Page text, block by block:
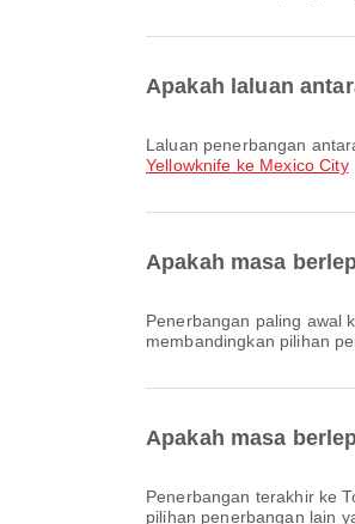
Apakah laluan
Laluan penerbangan
Yellowknife ke Mexico City
Apakah masa
Penerbangan paling awal ke Tokyo dengan ANA / All Nippon Airways dengan kod penerbangan NH105 berlepas pada 00:05. Anda boleh melihat jadual ini dan
membandingkan pilihan
Apakah masa
Penerbangan terakhir ke Tokyo dengan American Airlines dengan kod penerbangan AA169 berlepas pada 23:50. Anda boleh melihat jadual ini dan membandingkan
pilihan penerbangan lain